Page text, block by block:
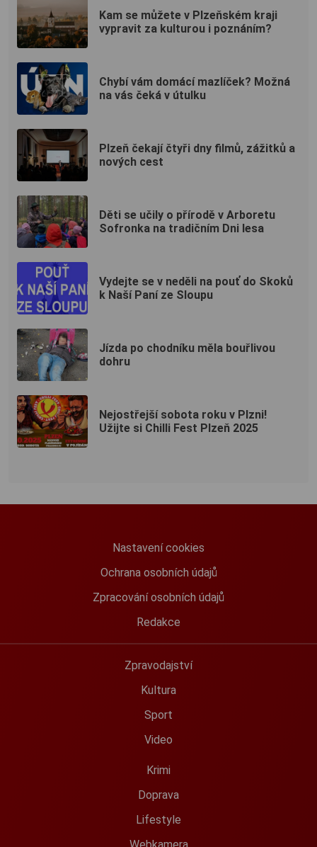
Kam se můžete v Plzeňském kraji
vypravit za kulturou i poznáním?
Chybí vám domácí mazlíček? Možná
na vás čeká v útulku
Plzeň čekají čtyři dny filmů, zážitků a
nových cest
Děti se učily o přírodě v Arboretu
Sofronka na tradičním Dni lesa
Vydejte se v neděli na pouť do Skoků
k Naší Paní ze Sloupu
Jízda po chodníku měla bouřlivou
dohru
Nejostřejší sobota roku v Plzni!
Užijte si Chilli Fest Plzeň 2025
Nastavení cookies
Ochrana osobních údajů
Zpracování osobních údajů
Redakce
Zpravodajství
Kultura
Sport
Video
Krimi
Doprava
Lifestyle